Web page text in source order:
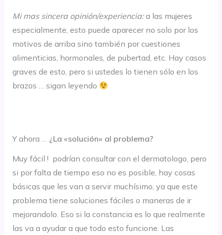
Mi mas sincera opinión/experiencia:a las mujeres
especialmente, esto puede aparecer no solo por los
motivos de arriba sino también por cuestiones
alimenticias, hormonales, de pubertad, etc. Hay casos
graves de esto, pero si ustedes lo tienen sólo en los
brazos … sigan leyendo
Y ahora … ¿La «solución» al problema?
Muy fácil ! podrían consultar con el dermatologo, pero
si por falta de tiempo eso no es posible, hay cosas
básicas que les van a servir muchísimo, ya que este
problema tiene soluciones fáciles o maneras de ir
mejorandolo. Eso si la constancia es lo que realmente
las va a ayudar a que todo esto funcione. Las